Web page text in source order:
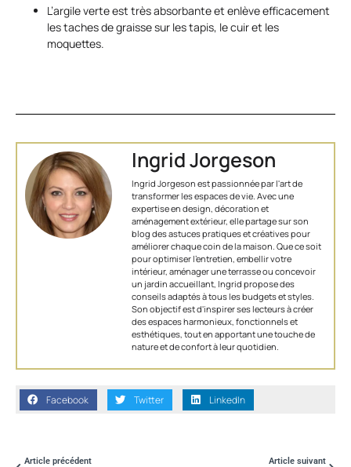
L’argile verte est très absorbante et enlève efficacement
les taches de graisse sur les tapis, le cuir et les
moquettes.
Ingrid Jorgeson
Ingrid Jorgeson est passionnée par l'art de
transformer les espaces de vie. Avec une
expertise en design, décoration et
aménagement extérieur, elle partage sur son
blog des astuces pratiques et créatives pour
améliorer chaque coin de la maison. Que ce soit
pour optimiser l’entretien, embellir votre
intérieur, aménager une terrasse ou concevoir
un jardin accueillant, Ingrid propose des
conseils adaptés à tous les budgets et styles.
Son objectif est d'inspirer ses lecteurs à créer
des espaces harmonieux, fonctionnels et
esthétiques, tout en apportant une touche de
nature et de confort à leur quotidien.
Facebook Twitter LinkedIn
Article précédent Article suivant